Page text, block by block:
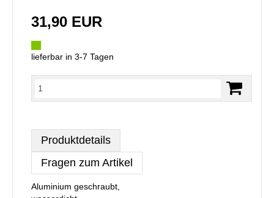
31,90 EUR
lieferbar in 3-7 Tagen
Produktdetails
Fragen zum Artikel
Aluminium geschraubt,